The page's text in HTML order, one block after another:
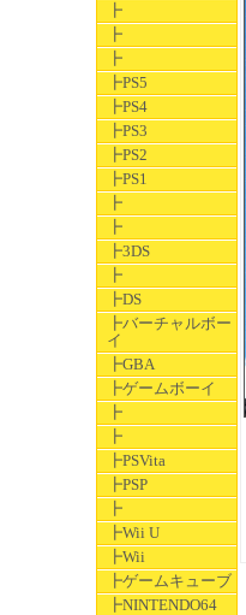
┣
┣
┣
┣PS5
┣PS4
┣PS3
┣PS2
┣PS1
┣
┣
┣3DS
┣
┣DS
┣バーチャルボー
イ
┣GBA
┣ゲームボーイ
┣
┣
┣PSVita
┣PSP
┣
┣Wii U
┣Wii
┣ゲームキューブ
┣NINTENDO64